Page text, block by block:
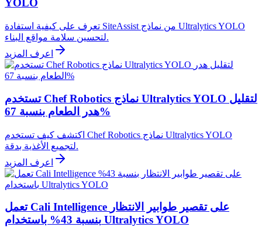
YOLO
تعرف على كيفية استفادة SiteAssist من نماذج Ultralytics YOLO
لتحسين سلامة مواقع البناء.
اعرف المزيد
تستخدم Chef Robotics نماذج Ultralytics YOLO لتقليل
هدر الطعام بنسبة 67%
اكتشف كيف تستخدم Chef Robotics نماذج Ultralytics YOLO
لتجميع الأغذية بدقة.
اعرف المزيد
تعمل Cali Intelligence على تقصير طوابير الانتظار
بنسبة 43% باستخدام Ultralytics YOLO